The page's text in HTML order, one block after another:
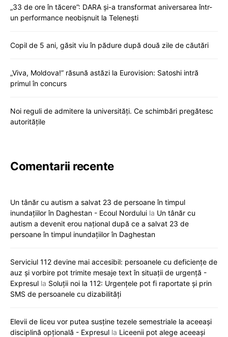
„33 de ore în tăcere”: DARA și-a transformat aniversarea într-
un performance neobișnuit la Telenești
Copil de 5 ani, găsit viu în pădure după două zile de căutări
„Viva, Moldova!” răsună astăzi la Eurovision: Satoshi intră
primul în concurs
Noi reguli de admitere la universități. Ce schimbări pregătesc
autoritățile
Comentarii recente
Un tânăr cu autism a salvat 23 de persoane în timpul
inundațiilor în Daghestan - Ecoul Nordului la Un tânăr cu
autism a devenit erou național după ce a salvat 23 de
persoane în timpul inundațiilor în Daghestan
Serviciul 112 devine mai accesibil: persoanele cu deficiențe de
auz și vorbire pot trimite mesaje text în situații de urgență -
Expresul la Soluții noi la 112: Urgențele pot fi raportate și prin
SMS de persoanele cu dizabilități
Elevii de liceu vor putea susține tezele semestriale la aceeași
disciplină opțională - Expresul la Liceenii pot alege aceeași